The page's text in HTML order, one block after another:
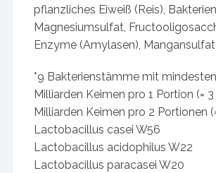
pflanzliches Eiweiß (Reis),
Magnesiumsulfat,
Enzyme (Amylasen), Mangansulfat
*9 Bakterienstämme mit
Milliarden Keimen pro 1 Portion (=
Milliarden Keimen pro 2 Portionen
Lactobacillus casei W56
Lactobacillus acidophilus W22
Lactobacillus paracasei W20